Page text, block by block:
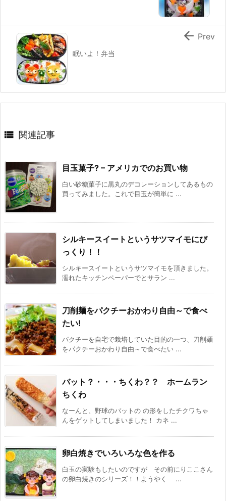
眠いよ！弁当
 Prev
 関連記事
目玉菓子? – アメリカでのお買い物
白い砂糖菓子に黒丸のデコレーションしてあるもの
買ってみました。これで目玉が簡単に ...
シルキースイートというサツマイモにび
っくり！！
シルキースイートというサツマイモを頂きました。
濡れたキッチンペーパーでとサラン ...
刀削麺をパクチーおかわり自由～で食べ
たい!
パクチーを自宅で栽培していた目的の一つ、刀削麺
をパクチーおかわり自由～で食べたい ...
バット？・・・ちくわ？？ ホームラン
ちくわ
なーんと、野球のバットの の形をしたチクワちゃ
んをゲットしてしまいました！ カネ ...
卵白焼きでいろいろな色を作る
白玉の実験もしたいのですが その前にりここさん
の卵白焼きのシリーズ！！ようやく ...